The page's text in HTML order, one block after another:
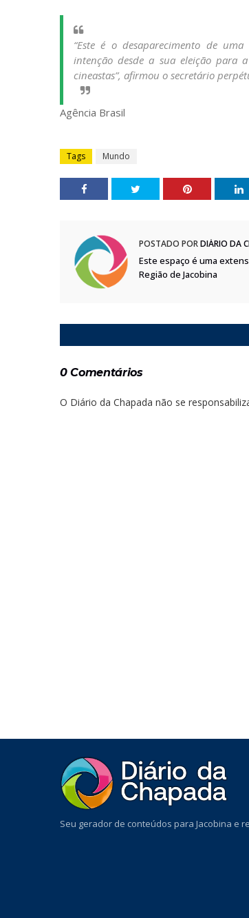
“Este é o desaparecimento de
intenção desde a sua eleição para
cineastas”, afirmou o secretário
Agência Brasil
Tags Mundo
POSTADO PORDIÁRIO DA
Este espaço é uma
Região de Jacobina
0 Comentários
O Diário da Chapada não se
Seu gerador de conteúdos para Jacobina e